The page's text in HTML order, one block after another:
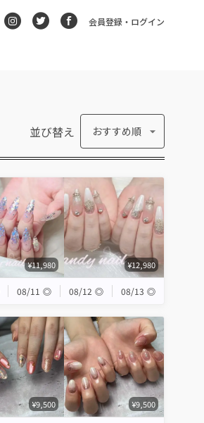
会員登録・ログイン
並び替え おすすめ順
¥11,980 ¥12,980
08/11 ◎ 08/12 ◎ 08/13 ◎
¥9,500 ¥9,500